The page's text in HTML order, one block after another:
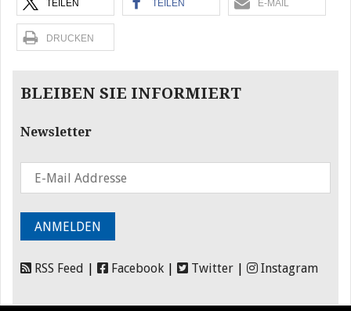
TEILEN TEILEN E-MAIL
DRUCKEN
BLEIBEN SIE INFORMIERT
Newsletter
RSS Feed Facebook Twitter Instagram